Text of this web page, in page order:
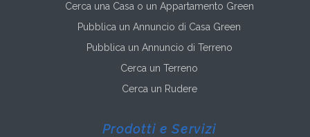
Cerca una Casa o un Appartamento Green
Pubblica un Annuncio di Casa Green
Pubblica un Annuncio di Terreno
Cerca un Terreno
Cerca un Rudere
Prodotti e Servizi